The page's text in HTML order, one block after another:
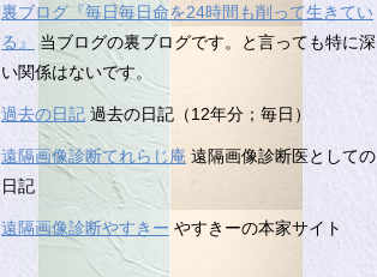
裏ブログ『毎日毎日命を24時間も削って生きてい
る』
当ブログの裏ブログです。と言っても特に深
い関係はないです。
過去の日記 過去の日記（12年分；毎日）
遠隔画像診断てれらじ庵 遠隔画像診断医としての
日記
遠隔画像診断やすきー やすきーの本家サイト